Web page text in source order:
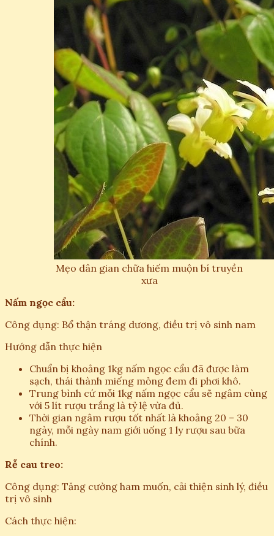
Mẹo dân gian chữa hiếm muộn bí truyền
xưa
Nấm ngọc cẩu:
Công dụng: Bổ thận tráng dương, điều trị vô sinh nam
Hướng dẫn thực hiện
Chuẩn bị khoảng 1kg nấm ngọc cẩu đã được làm
sạch, thái thành miếng mỏng đem đi phơi khô.
Trung bình cứ mỗi 1kg nấm ngọc cẩu sẽ ngâm cùng
với 5 lít rượu trắng là tỷ lệ vừa đủ.
Thời gian ngâm rượu tốt nhất là khoảng 20 – 30
ngày, mỗi ngày nam giới uống 1 ly rượu sau bữa
chính.
Rễ cau treo:
Công dụng: Tăng cường ham muốn, cải thiện sinh lý, điều
trị vô sinh
Cách thực hiện: